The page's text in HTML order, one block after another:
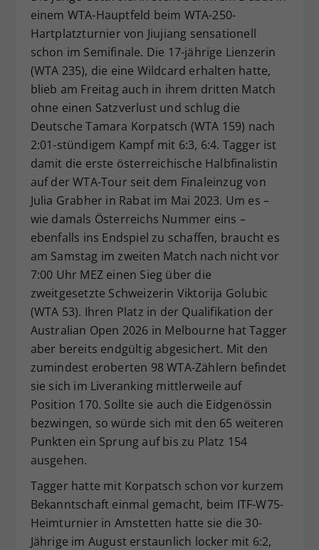
einem WTA-Hauptfeld beim WTA-250-
Hartplatzturnier von Jiujiang sensationell
schon im Semifinale. Die 17-jährige Lienzerin
(WTA 235), die eine Wildcard erhalten hatte,
blieb am Freitag auch in ihrem dritten Match
ohne einen Satzverlust und schlug die
Deutsche Tamara Korpatsch (WTA 159) nach
2:01-stündigem Kampf mit 6:3, 6:4. Tagger ist
damit die erste österreichische Halbfinalistin
auf der WTA-Tour seit dem Finaleinzug von
Julia Grabher in Rabat im Mai 2023. Um es –
wie damals Österreichs Nummer eins –
ebenfalls ins Endspiel zu schaffen, braucht es
am Samstag im zweiten Match nach nicht vor
7:00 Uhr MEZ einen Sieg über die
zweitgesetzte Schweizerin Viktorija Golubic
(WTA 53). Ihren Platz in der Qualifikation der
Australian Open 2026 in Melbourne hat Tagger
aber bereits endgültig abgesichert. Mit den
zumindest eroberten 98 WTA-Zählern befindet
sie sich im Liveranking mittlerweile auf
Position 170. Sollte sie auch die Eidgenössin
bezwingen, so würde sich mit den 65 weiteren
Punkten ein Sprung auf bis zu Platz 154
ausgehen.
Tagger hatte mit Korpatsch schon vor kurzem
Bekanntschaft einmal gemacht, beim ITF-W75-
Heimturnier in Amstetten hatte sie die 30-
Jährige im August erstaunlich locker mit 6:2,
Zweck
Dieser Wert speichert Ihre Consent-
Einstellungen. Unter anderem eine
zufällig generierte ID, für die
historische Speicherung Ihrer
vorgenommen Einstellungen, falls der
Webseiten-Betreiber dies eingestellt
hat.